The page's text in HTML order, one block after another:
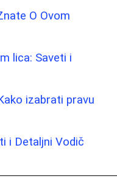
O Ovom
lica: Saveti i
izabrati pravu
i Detaljni Vodič